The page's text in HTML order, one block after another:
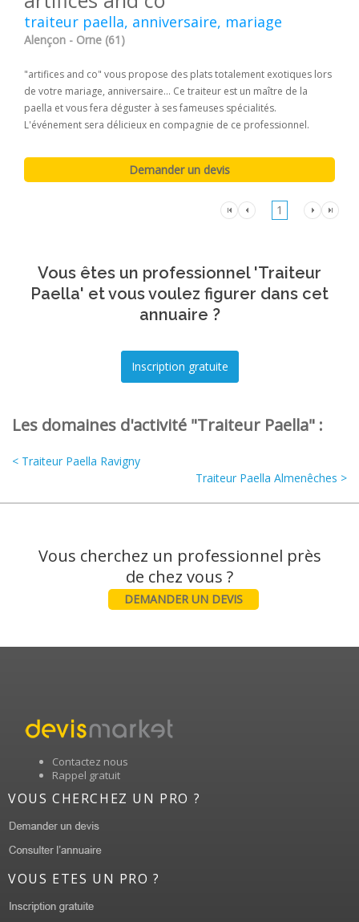
traiteur paella, anniversaire, mariage
Alençon - Orne (61)
"artifices and co" vous propose des plats totalement exotiques lors
de votre mariage, anniversaire... Ce traiteur est un maître de la
paella et vous fera déguster à ses fameuses spécialités.
L'événement sera délicieux en compagnie de ce professionnel.
1
Vous êtes un professionnel 'Traiteur
Paella' et vous voulez figurer dans cet
annuaire ?
Les domaines d'activité "Traiteur Paella" :
< Traiteur Paella Ravigny
Traiteur Paella Almenêches >
Vous cherchez un professionnel près
DEMANDER UN DEVIS
Contactez nous
Rappel gratuit
VOUS CHERCHEZ UN PRO ?
VOUS ETES UN PRO ?